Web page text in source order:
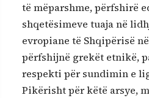
të mëparshme, përfshirë
shqetësimeve tuaja në
evropiane të Shqipërisë
përfshijnë grekët etnikë,
respekti për sundimin e
Pikërisht për këtë arsye,